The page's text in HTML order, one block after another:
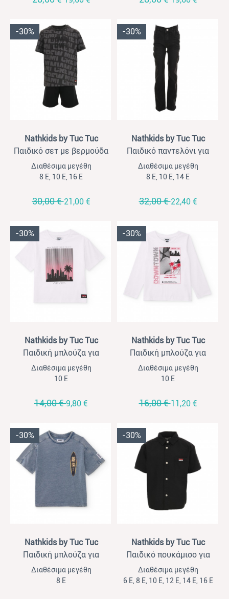
-30%
Nathkids by Tuc Tuc
Παιδικό σετ με βερμούδα
για αγόρια Nathkids
ανθρακί- μαύρο
Διαθέσιμα μεγέθη
8 Ε, 10 Ε, 16 Ε
30,00 €21,00 €
-30%
Nathkids by Tuc Tuc
Παιδικό παντελόνι για
αγόρια Nathkids μαύρο τζιν
Διαθέσιμα μεγέθη
8 Ε, 10 Ε, 14 Ε
32,00 €22,40 €
-30%
Nathkids by Tuc Tuc
Παιδική μπλούζα για
αγόρια Nathkids λευκό
Διαθέσιμα μεγέθη
10 Ε
14,00 €9,80 €
-30%
Nathkids by Tuc Tuc
Παιδική μπλούζα για
αγόρια Nathkids λευκό
Διαθέσιμα μεγέθη
10 Ε
16,00 €11,20 €
-30%
Nathkids by Tuc Tuc
Παιδική μπλούζα για
αγόρια Nathkids μπλε
τύπου τζιν
Διαθέσιμα μεγέθη
8 Ε
-30%
Nathkids by Tuc Tuc
Παιδικό πουκάμισο για
αγόρια Nathkids μαύρο
Διαθέσιμα μεγέθη
6 Ε, 8 Ε, 10 Ε, 12 Ε, 14 Ε, 16 Ε